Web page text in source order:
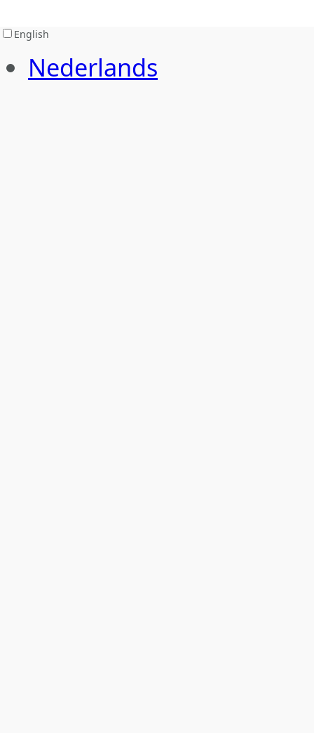
English
Nederlands